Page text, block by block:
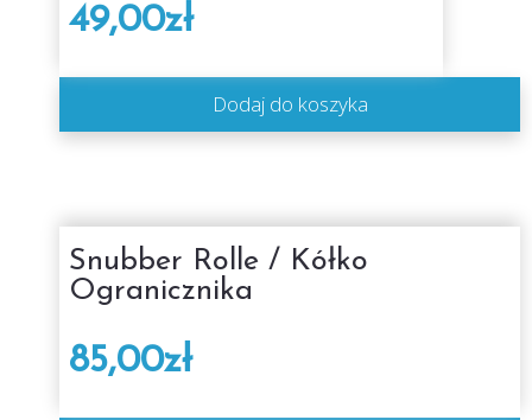
49,00zł
Dodaj do koszyka
Snubber Rolle / Kółko
Ogranicznika
85,00zł